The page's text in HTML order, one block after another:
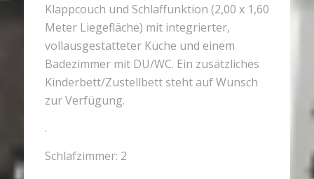
Klappcouch und Schlaffunktion (2,00 x 1,60
Meter Liegefläche) mit integrierter,
vollausgestatteter Küche und einem
Badezimmer mit DU/WC. Ein zusätzliches
Kinderbett/Zustellbett steht auf Wunsch
zur Verfügung.
.
Schlafzimmer: 2